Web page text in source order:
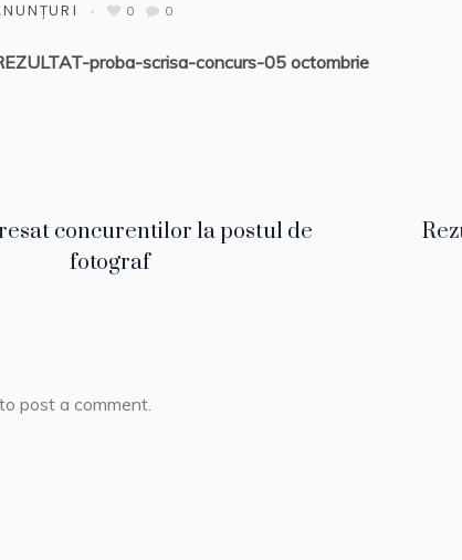
0 0
proba-scrisa-concurs-05 octombrie
concurentilor la postul de
fotograf
to post a comment.